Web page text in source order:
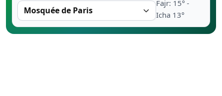
Fajr: 15° -
Icha 13°